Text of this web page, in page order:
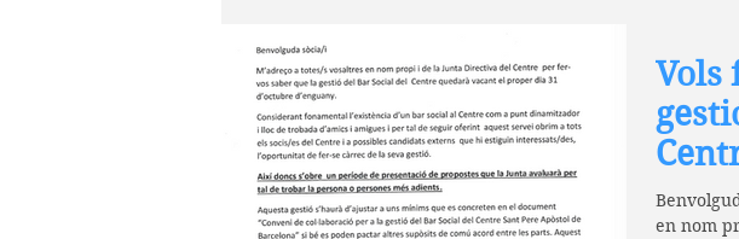
Vols
en nom